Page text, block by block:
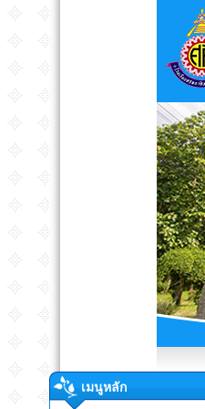
เมนูหลัก